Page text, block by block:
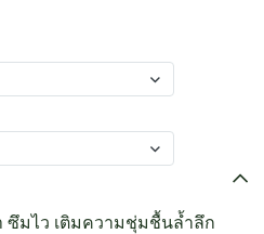
ซึมไว เติมความชุ่มชื้นล้ำลึก